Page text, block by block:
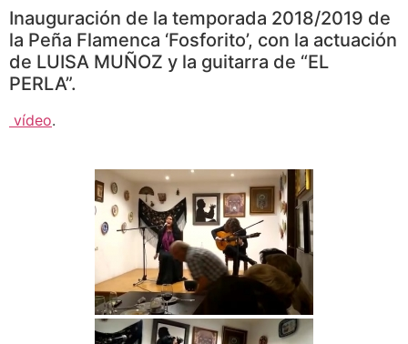
Inauguración de la temporada 2018/2019 de
la Peña Flamenca ‘Fosforito’, con la actuación
de LUISA MUÑOZ y la guitarra de “EL
PERLA”.
vídeo.